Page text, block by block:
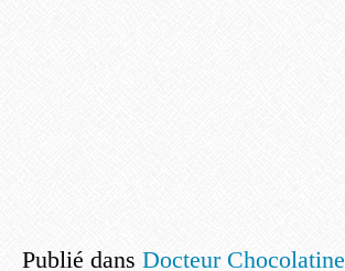
Publié dans Docteur Chocolatine